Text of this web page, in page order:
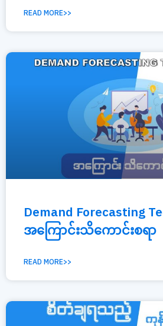
READ MORE>>
Demand Forecasting
အကြောင်းသိကောင်းစရာ
READ MORE>>